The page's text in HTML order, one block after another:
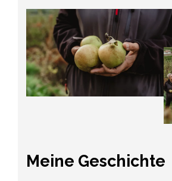
Meine Geschichte